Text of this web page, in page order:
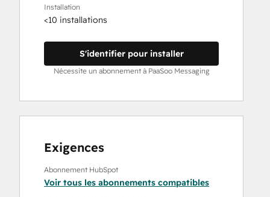
Installation
<10 installations
S'identifier pour installer
Nécessite un abonnement à PaaSoo Messaging
Exigences
Abonnement HubSpot
Voir tous les abonnements compatibles